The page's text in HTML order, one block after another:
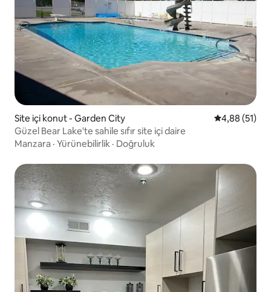
Site içi konut - Garden City 5 üzerinden
4,88 (51)
Güzel Bear Lake'te sahile sıfır site içi daire
Manzara · Yürünebilirlik · Doğruluk